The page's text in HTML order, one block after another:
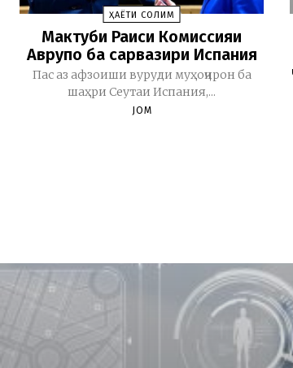
ҲАЁТИ СОЛИМ
Мактуби Раиси Комиссияи
Аврупо ба сарвазири Испания
Пас аз афзоиши вуруди муҳоҷирон ба
шаҳри Сеутаи Испания,...
JOM